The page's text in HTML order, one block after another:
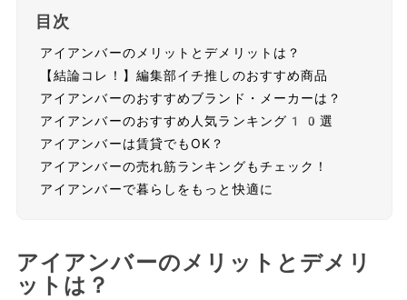
目次
アイアンバーのメリットとデメリットは？
【結論コレ！】編集部イチ推しのおすすめ商品
アイアンバーのおすすめブランド・メーカーは？
アイアンバーのおすすめ人気ランキング10選
アイアンバーは賃貸でもOK？
アイアンバーの売れ筋ランキングもチェック！
アイアンバーで暮らしをもっと快適に
アイアンバーのメリットとデメリ
ットは？